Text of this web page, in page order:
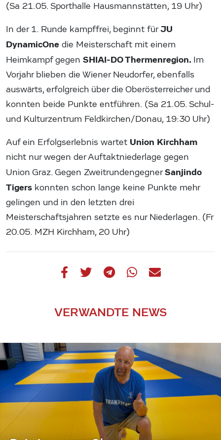
(Sa 21.05. Sporthalle Hausmannstätten, 19 Uhr)
In der 1. Runde kampffrei, beginnt fürJU
DynamicOne die Meisterschaft mit einem
Heimkampf gegen SHIAI-DO Thermenregion. Im
Vorjahr blieben die Wiener Neudorfer, ebenfalls
auswärts, erfolgreich über die Oberösterreicher und
konnten beide Punkte entführen. (Sa 21.05. Schul-
und Kulturzentrum Feldkirchen/Donau, 19:30 Uhr)
Auf ein Erfolgserlebnis wartet Union Kirchham
nicht nur wegen der Auftaktniederlage gegen
Union Graz. Gegen ZweitrundengegnerSanjindo
Tigers konnten schon lange keine Punkte mehr
gelingen und in den letzten drei
Meisterschaftsjahren setzte es nur Niederlagen. (Fr
20.05. MZH Kirchham, 20 Uhr)
VERWANDTE NEWS